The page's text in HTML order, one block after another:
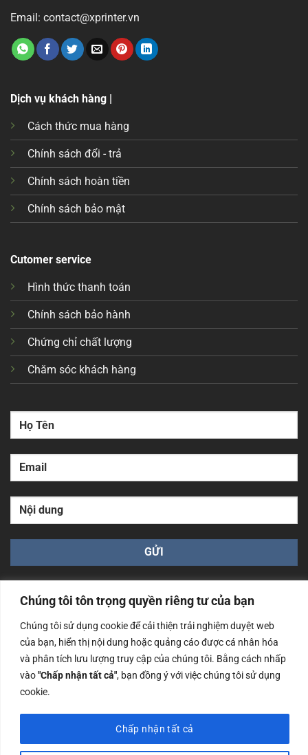
Chúng tôi tôn trọng quyền riêng tư của bạn
Chúng tôi sử dụng cookie để cải thiện trải nghiệm duyệt web
của bạn, hiển thị nội dung hoặc quảng cáo được cá nhân hóa
và phân tích lưu lượng truy cập của chúng tôi. Bằng cách nhấp
vào"Chấp nhận tất cả", bạn đồng ý với việc chúng tôi sử dụng
cookie.
Chấp nhận tất cả
Email: contact@xprinter.vn
Dịch vụ khách hàng |
Cách thức mua hàng
Chính sách đổi - trả
Chính sách hoàn tiền
Chính sách bảo mật
Cutomer service
Hình thức thanh toán
Chính sách bảo hành
Chứng chỉ chất lượng
Chăm sóc khách hàng
Công ty TNHH Nam Bình Xương - Số ĐKKD: 0108783483
cấp ngày 14/06/2019 bởi Sở Kế Hoạch và Đầu Tư Tp. Hà
Nội
Copyrights @2023 Nam Binh Xuong. All Rights Reserved